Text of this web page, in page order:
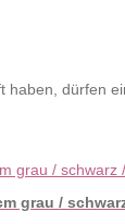
haben, dürfen
grau /